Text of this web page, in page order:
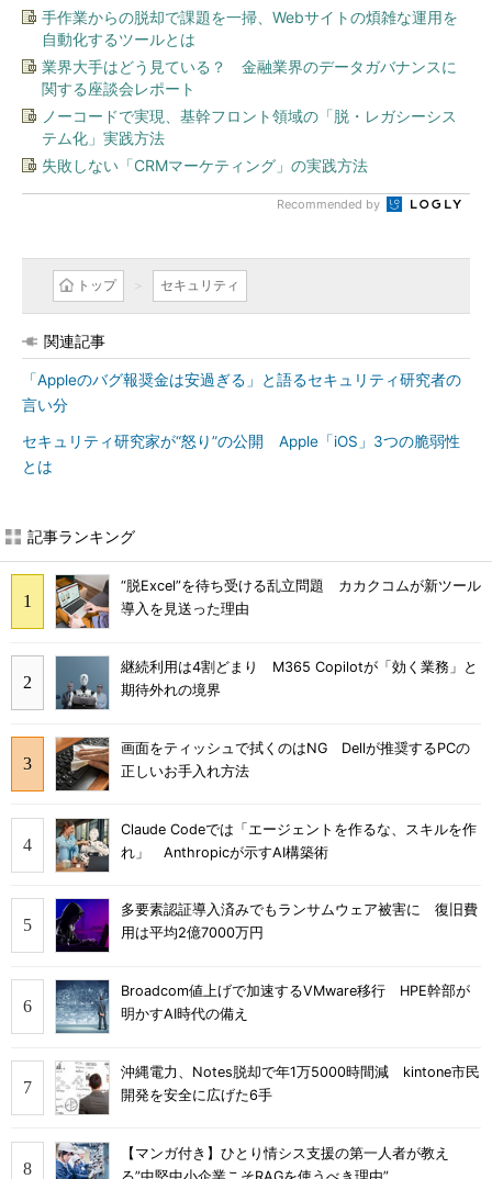
手作業からの脱却で課題を一掃、Webサイトの煩雑な運用を
自動化するツールとは
業界大手はどう見ている？ 金融業界のデータガバナンスに
関する座談会レポート
ノーコードで実現、基幹フロント領域の「脱・レガシーシス
テム化」実践方法
失敗しない「CRMマーケティング」の実践方法
Recommended by
トップ セキュリティ
関連記事
「Appleのバグ報奨金は安過ぎる」と語るセキュリティ研究者の
言い分
セキュリティ研究家が“怒り”の公開 Apple「iOS」3つの脆弱性
とは
記事ランキング
“脱Excel”を待ち受ける乱立問題 カカクコムが新ツール
導入を見送った理由
継続利用は4割どまり M365 Copilotが「効く業務」と
期待外れの境界
画面をティッシュで拭くのはNG Dellが推奨するPCの
正しいお手入れ方法
Claude Codeでは「エージェントを作るな、スキルを作
れ」 Anthropicが示すAI構築術
多要素認証導入済みでもランサムウェア被害に 復旧費
用は平均2億7000万円
Broadcom値上げで加速するVMware移行 HPE幹部が
明かすAI時代の備え
沖縄電力、Notes脱却で年1万5000時間減 kintone市民
開発を安全に広げた6手
【マンガ付き】ひとり情シス支援の第一人者が教え